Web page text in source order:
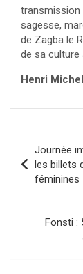
transmission
sagesse,
de Zagba le
de sa
Henri
de
l’article
Journée
les billets
féminines
Fonsti :